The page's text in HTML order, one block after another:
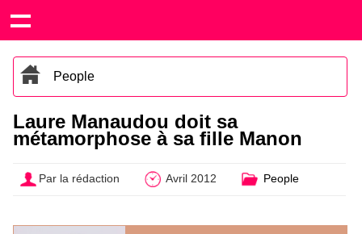
People
Laure Manaudou doit sa
métamorphose à sa fille Manon
Par la rédaction Avril 2012 People